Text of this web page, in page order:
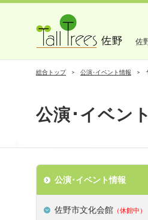
佐
総合トップ 公演･イベント情報
公演･イベン
公演･イベント情報
佐野市文化会館 （休館中）